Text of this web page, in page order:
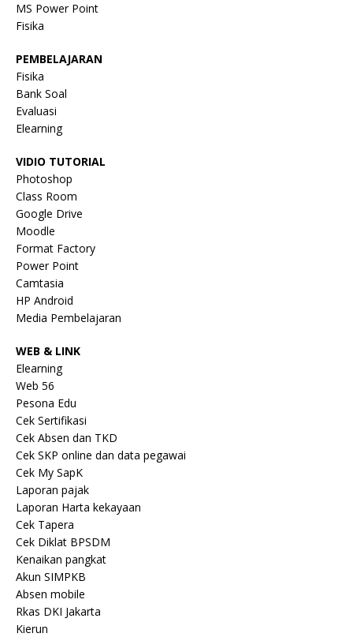
MS Power Point
Fisika
PEMBELAJARAN
Fisika
Bank Soal
Evaluasi
Elearning
VIDIO TUTORIAL
Photoshop
Class Room
Google Drive
Moodle
Format Factory
Power Point
Camtasia
HP Android
Media Pembelajaran
WEB & LINK
Elearning
Web 56
Pesona Edu
Cek Sertifikasi
Cek Absen dan TKD
Cek SKP online dan data pegawai
Cek My SapK
Laporan pajak
Laporan Harta kekayaan
Cek Tapera
Cek Diklat BPSDM
Kenaikan pangkat
Akun SIMPKB
Absen mobile
Rkas DKI Jakarta
Kierun